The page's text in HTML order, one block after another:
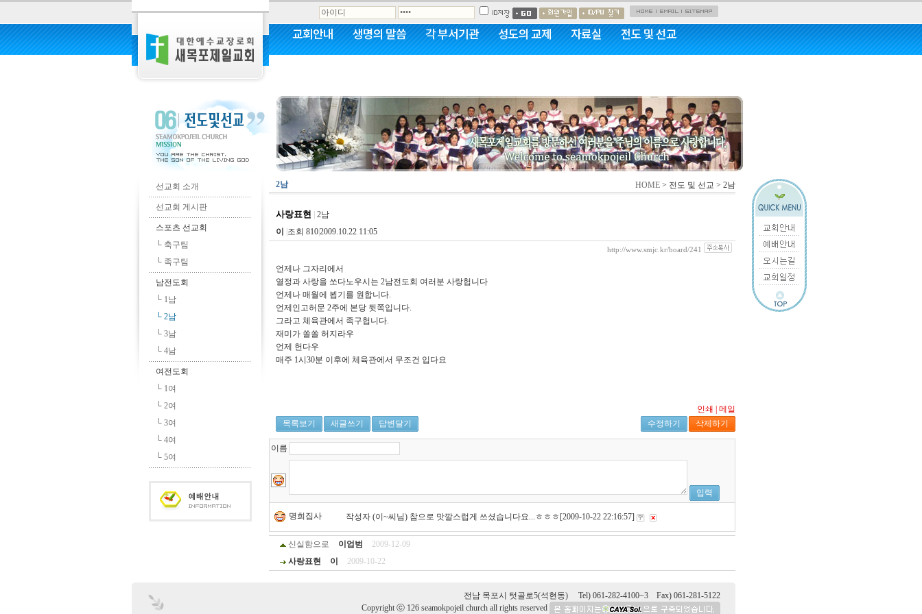
교회안내 생명의 말씀 각 부서기관 성도의 교제 자료실 전도 및 선교
선교회 소개
선교회 게시판
스포츠 선교회
└ 축구팀
└ 족구팀
남전도회
└ 1남
└ 2남
└ 3남
└ 4남
여전도회
└ 1여
└ 2여
└ 3여
└ 4여
└ 5여
2남 HOME > 전도 및 선교 > 2남
사랑표현
2남
이
조회 8102009.10.22 11:05
http://www.smjc.kr/board/241
언제나 그자리에서
열정과 사랑을 쏘다노우시는 2남전도회 여러분 사랑헙니다
언제나 매월에 뵙기를 원합니다.
언제인고허문 2주에 본당 뒷쪽입니다.
그라고 체육관에서 족구헙니다.
재미가 쏠쏠 허지라우
언제 헌다우
매주 1시30분 이후에 체육관에서 무조건 입다요
인쇄
메일
목록보기
새글쓰기 답변달기 수정하기 삭제하기
이름
입력
명희집사 작성자 (이~씨님) 참으로 맛깔스럽게 쓰셨습니다요...ㅎㅎㅎ [2009-10-22 22:16:57]
신실함으로 이업범
2009-12-09
사랑표현
이 2009-10-22
전남 목포시 텃골로5(석현동) Tel) 061-282-4100~3 Fax) 061-281-5122
Copyright ⓒ 126 seamokpojeil church all rights reserved